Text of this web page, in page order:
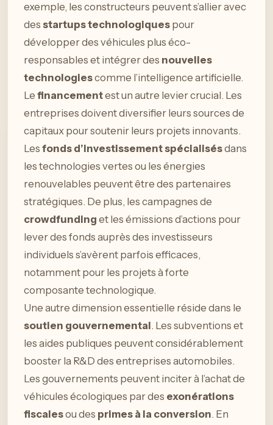
exemple, les constructeurs peuvent s’allier avec
des startups technologiques pour
développer des véhicules plus éco-
responsables et intégrer des nouvelles
technologiescomme l’intelligence artificielle.
Le financementest un autre levier crucial. Les
entreprises doivent diversifier leurs sources de
capitaux pour soutenir leurs projets innovants.
Les fonds d’investissement spécialisésdans
les technologies vertes ou les énergies
renouvelables peuvent être des partenaires
stratégiques. De plus, les campagnes de
crowdfunding et les émissions d’actions pour
lever des fonds auprès des investisseurs
individuels s’avèrent parfois efficaces,
notamment pour les projets à forte
composante technologique.
Une autre dimension essentielle réside dans le
soutien gouvernemental. Les subventions et
les aides publiques peuvent considérablement
booster la R&D des entreprises automobiles.
Les gouvernements peuvent inciter à l’achat de
véhicules écologiques par des exonérations
fiscalesou des primes à la conversion. En